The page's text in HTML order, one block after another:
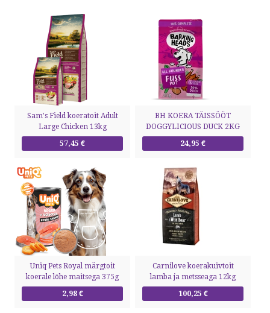
Sam's Field koeratoit Adult
Large Chicken 13kg
57,45 €
BH KOERA TÄISSÖÖT
DOGGYLICIOUS DUCK 2KG
24,95 €
Uniq Pets Royal märgtoit
koerale lõhe maitsega 375g
2,98 €
Carnilove koerakuivtoit
lamba ja metsseaga 12kg
100,25 €